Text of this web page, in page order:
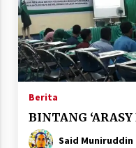
Berita
BINTANG
Said Muniruddin